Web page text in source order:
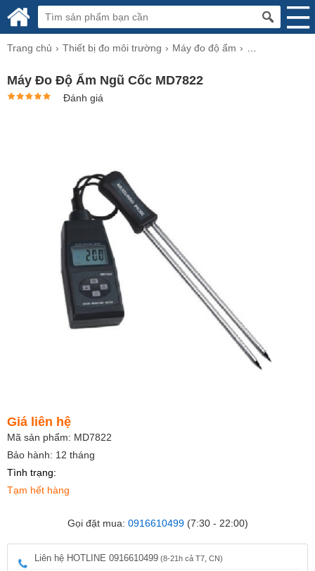
Trang chủ Thiết bị đo môi trường Máy đo độ ẩm
Máy Đo Độ Ẩm Ngũ Cốc MD7822
Đánh giá
Giá liên hệ
Mã sản phẩm: MD7822
Bảo hành: 12 tháng
Tình trạng:
Tạm hết hàng
Gọi đặt mua: 0916610499(7:30 - 22:00)
Liên hệ HOTLINE 0916610499 (8-21h cả T7, CN)